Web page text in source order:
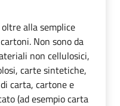
alla semplice
Non sono da
non cellulosici,
carte sintetiche,
carta, cartone e
(ad esempio carta